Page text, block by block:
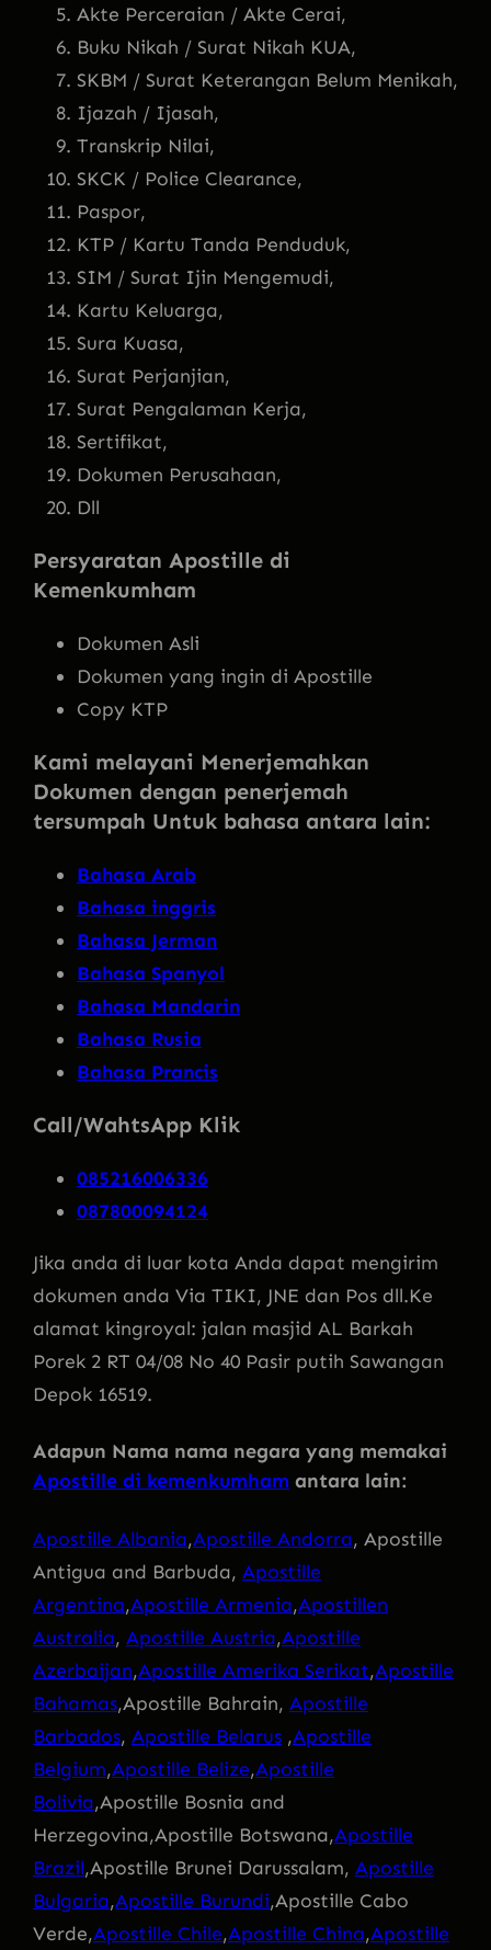
Akte Perceraian / Akte Cerai,
Buku Nikah / Surat Nikah KUA,
SKBM / Surat Keterangan Belum Menikah,
Ijazah / Ijasah,
Transkrip Nilai,
SKCK / Police Clearance,
Paspor,
KTP / Kartu Tanda Penduduk,
SIM / Surat Ijin Mengemudi,
Kartu Keluarga,
Sura Kuasa,
Surat Perjanjian,
Surat Pengalaman Kerja,
Sertifikat,
Dokumen Perusahaan,
Dll
Persyaratan Apostille di
Kemenkumham
Dokumen Asli
Dokumen yang ingin di Apostille
Copy KTP
Kami melayani Menerjemahkan
Dokumen dengan penerjemah
tersumpah Untuk bahasa antara lain:
Bahasa Arab
Bahasa inggris
Bahasa Jerman
Bahasa Spanyol
Bahasa Mandarin
Bahasa Rusia
Bahasa Prancis
Call/WahtsApp Klik
085216006336
087800094124
Jika anda di luar kota Anda dapat mengirim
dokumen anda Via TIKI, JNE dan Pos dll.Ke
alamat kingroyal: jalan masjid AL Barkah
Porek 2 RT 04/08 No 40 Pasir putih Sawangan
Depok 16519.
Adapun Nama nama negara yang memakai
Apostille di kemenkumham antara lain:
Apostille Albania,Apostille Andorra, Apostille
Antigua and Barbuda, Apostille
Argentina,Apostille Armenia,Apostillen
Australia, Apostille Austria,Apostille
Azerbaijan,Apostille Amerika Serikat,Apostille
Bahamas,Apostille Bahrain, Apostille
Barbados, Apostille Belarus ,Apostille
Belgium,Apostille Belize,Apostille
Bolivia,Apostille Bosnia and
Herzegovina,Apostille Botswana,Apostille
Brazil,Apostille Brunei Darussalam, Apostille
Bulgaria,Apostille Burundi,Apostille Cabo
Verde,Apostille Chile,Apostille China,Apostille